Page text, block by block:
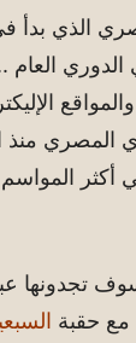
المصري منذ
أكثر
سوف تجدونها
مع حقبة